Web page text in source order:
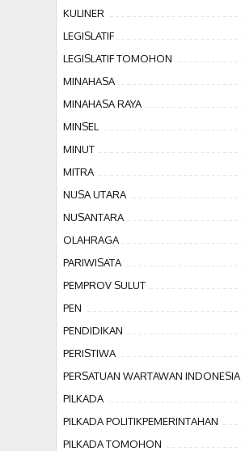
KULINER
LEGISLATIF
LEGISLATIF TOMOHON
MINAHASA
MINAHASA RAYA
MINSEL
MINUT
MITRA
NUSA UTARA
NUSANTARA
OLAHRAGA
PARIWISATA
PEMPROV SULUT
PEN
PENDIDIKAN
PERISTIWA
PERSATUAN WARTAWAN INDONESIA
PILKADA
PILKADA POLITIKPEMERINTAHAN
PILKADA TOMOHON